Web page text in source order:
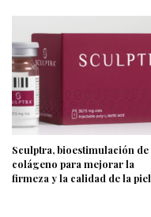
Sculptra, bioestimulación de
colágeno para mejorar la
firmeza y la calidad de la piel